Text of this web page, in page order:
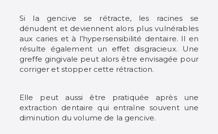
Si la gencive se rétracte, les racines se
dénudent et deviennent alors plus vulnérables
aux caries et à l’hypersensibilité dentaire. Il en
résulte également un effet disgracieux. Une
greffe gingivale peut alors être envisagée pour
corriger et stopper cette rétraction.
Elle peut aussi être pratiquée après une
extraction dentaire qui entraîne souvent une
diminution du volume de la gencive.